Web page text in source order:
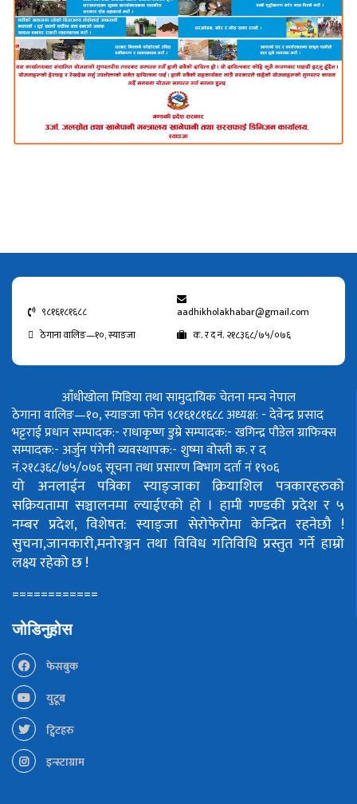
९८१६१८१६८८
aadhikholakhabar@gmail.com
ठेगाना वालिङ—१०, स्याङजा
क. र द नं. २१८३६८/७५/०७६
आँधीखोला मिडिया तथा सामुदायिक चेतना मन्च नेपाल
ठेगाना वालिङ—१०, स्याङजा फोन ९८१६१८१६८८अध्यक्ष: - देवेन्द्र प्रसाद
भट्टराईप्रधान सम्पादक:- राधाकृष्ण डुम्रेसम्पादक:- खगिन्द्र पौडेलग्राफिक्स
सम्पादक:- अर्जुन पंगेनीव्यवस्थापक:- शुष्मा वोस्तीक. र द
नं.२१८३६८/७५/०७६सूचना तथा प्रसारण बिभाग दर्ता नं १९०६
यो अनलाईन पत्रिका स्याङ्जाका क्रियाशिल पत्रकारहरुको
सक्रियतामा सञ्चालनमा ल्याईएको हो । हामी गण्डकी प्रदेश र ५
नम्बर प्रदेश, विशेषत: स्याङ्जा सेरोफेरोमा केन्द्रित रहनेछौ !
सुचना,जानकारी,मनोरञ्जन तथा विविध गतिविधि प्रस्तुत गर्ने हाम्रो
लक्ष्य रहेको छ !
============
जोडिनुहोस
फेसबुक
युटूब
ट्विटहरु
इन्स्टाग्राम